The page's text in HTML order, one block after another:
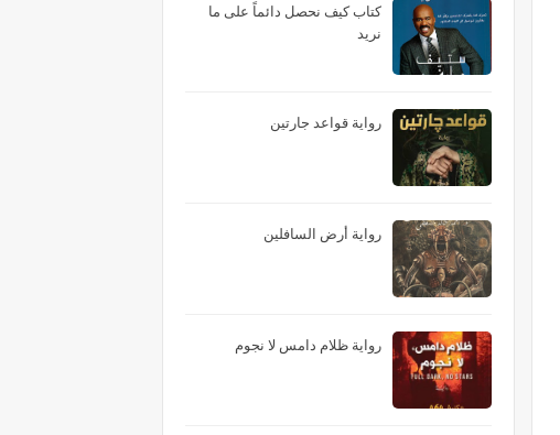
كتاب كيف نحصل دائماً على ما
نريد
رواية قواعد جارتين
رواية أرض السافلين
رواية ظلام دامس لا نجوم